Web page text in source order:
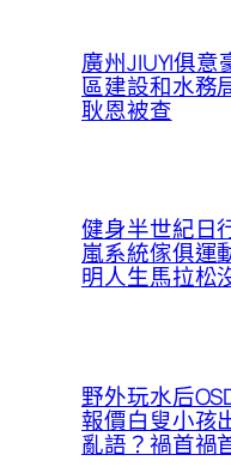
廣州JIUYI俱
區建設和水務
耿恩被查
健身半世紀日
嵐系統傢俱運
明人生馬拉松
野外玩水后
報價白叟小孩
亂語？禍首禍